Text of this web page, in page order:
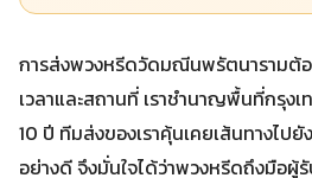
การส่งพวงหรีดวัดมณีนพรัตนารามต้
เวลาและสถานที่ เราชำนาญพื้นที่กรุง
10 ปี ทีมส่งของเราคุ้นเคยเส้นทางไ
อย่างดี จึงมั่นใจได้ว่าพวงหรีดถึงมือผู้รั